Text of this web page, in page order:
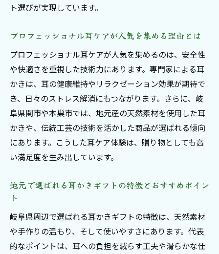
ト選びが実現しています。
プロフェッショナル耳ケアが人気を集める理由とは
プロフェッショナル耳ケアが人気を集めるのは、安全性
や快適さを重視した技術力にあります。専門家による耳
かきは、耳の健康維持やリラクゼーション効果が期待で
き、日々のストレス解消にもつながります。さらに、岐
阜県関市や本巣市では、地元産の天然素材を使用した耳
かきや、伝統工芸の技術を活かした商品が選ばれる傾向
にあります。こうした耳ケア体験は、贈り物としても高
い満足度を生み出しています。
地元で選ばれる耳かきギフトの特徴とおすすめポイン
ト
岐阜県周辺で選ばれる耳かきギフトの特徴は、天然素材
や手作りの温もり、そして使いやすさにあります。代表
的なポイントは、耳への負担を減らす工夫や滑らかな仕